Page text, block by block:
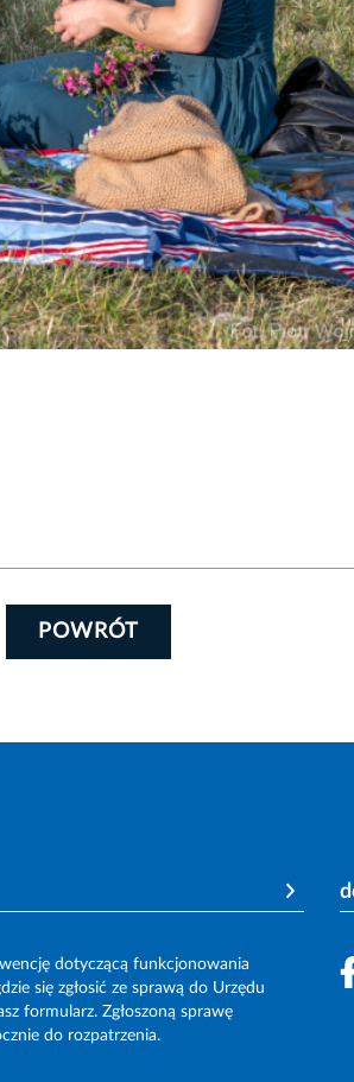
POWRÓT
dotyczącą funkcjonowania
się zgłosić ze sprawą do Urzędu
formularz. Zgłoszoną sprawę
do rozpatrzenia.